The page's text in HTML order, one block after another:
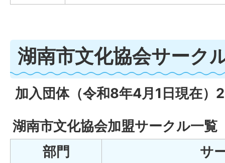
湖南市文化協会サーク
加入団体（令和8年4月1日現在）
湖南市文化協会加盟サークル一覧
部門
サ